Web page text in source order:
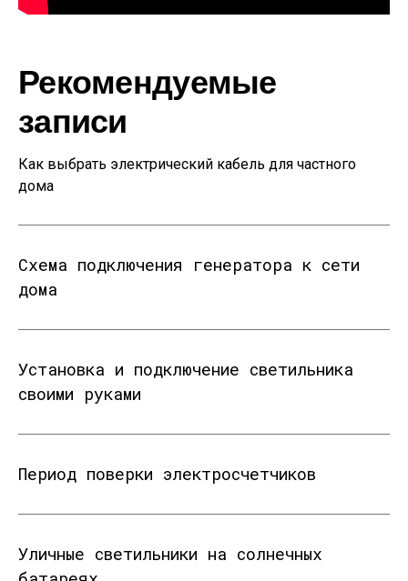
Рекомендуемые
записи
Как выбрать электрический кабель для частного
дома
Схема подключения генератора к сети
дома
Установка и подключение светильника
своими руками
Период поверки электросчетчиков
Уличные светильники на солнечных